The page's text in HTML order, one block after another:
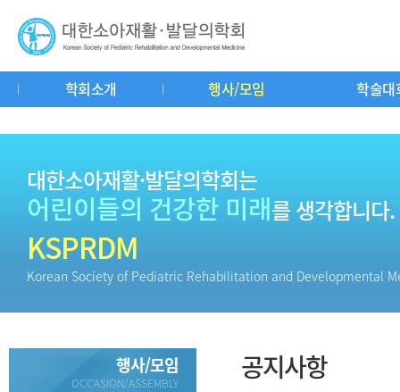
학회소개 행사/모임 학술대
대한소아재활·발달의학회는
어린이들의 건강한 미래를 생각합니다.
KSPRDM
Korean Society of Pediatric Rehabilitation and Developmental
행사/모임
OCCASION/ASSEMBLY 공지사항